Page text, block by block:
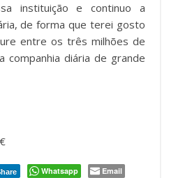
instituição e continuo a
de forma que terei gosto
entre os três milhões de
companhia diária de grande
Whatsapp Email